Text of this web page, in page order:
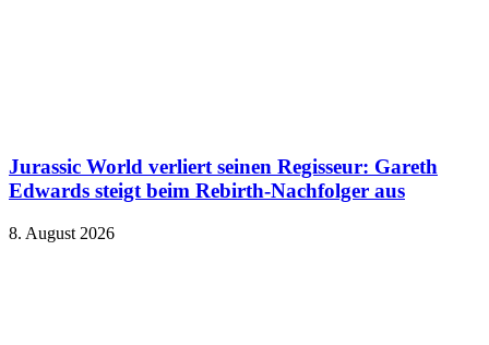
Jurassic World verliert seinen Regisseur: Gareth
Edwards steigt beim Rebirth-Nachfolger aus
8. August 2026